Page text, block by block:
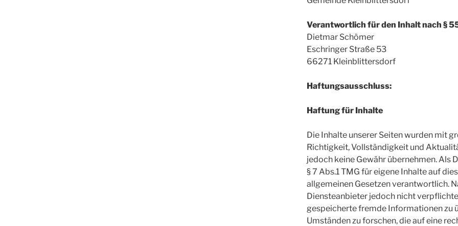
Verantwortlich für den Inhalt nach §
Dietmar Schömer
Eschringer Straße 53
66271 Kleinblittersdorf
Haftungsausschluss:
Haftung für Inhalte
Die Inhalte unserer Seiten wurden mit
Richtigkeit, Vollständigkeit und
jedoch keine Gewähr übernehmen. Als
§ 7 Abs.1 TMG für eigene Inhalte auf
allgemeinen Gesetzen verantwortlich.
Diensteanbieter jedoch nicht
gespeicherte fremde Informationen zu
Umständen zu forschen, die auf eine